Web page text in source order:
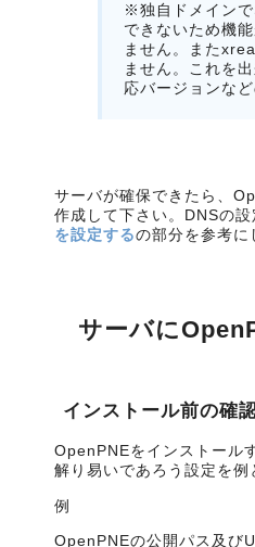
※独自ドメイン
できないため機
ません。また
ません。これを
応バージョンな
サーバが確保できたら、
作成して下さい。DNSの
を設定するの部分を参考に
サーバに
インストール前の確
OpenPNEをインストール
解り易いであろう設定を例
例
OpenPNEの公開パス及び